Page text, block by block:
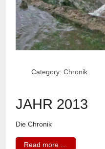
Category: Chronik
JAHR 2013
Die Chronik
Read more …